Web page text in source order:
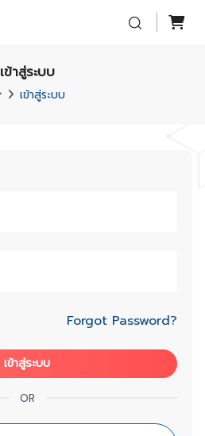
เข้าสู่ระบบ
เข้าสู่ระบบ
Forgot Password?
เข้าสู่ระบบ
OR